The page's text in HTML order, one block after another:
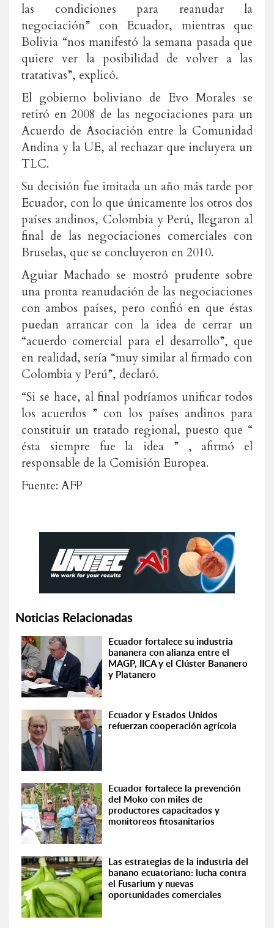
las condiciones para reanudar la
negociación” con Ecuador, mientras que
Bolivia “nos manifestó la semana pasada que
quiere ver la posibilidad de volver a las
tratativas”, explicó.
El gobierno boliviano de Evo Morales se
retiró en 2008 de las negociaciones para un
Acuerdo de Asociación entre la Comunidad
Andina y la UE, al rechazar que incluyera un
TLC.
Su decisión fue imitada un año más tarde por
Ecuador, con lo que únicamente los otros dos
países andinos, Colombia y Perú, llegaron al
final de las negociaciones comerciales con
Bruselas, que se concluyeron en 2010.
Aguiar Machado se mostró prudente sobre
una pronta reanudación de las negociaciones
con ambos países, pero confió en que éstas
puedan arrancar con la idea de cerrar un
“acuerdo comercial para el desarrollo”, que
en realidad, sería “muy similar al firmado con
Colombia y Perú”, declaró.
“Si se hace, al final podríamos unificar todos
los acuerdos ” con los países andinos para
constituir un tratado regional, puesto que “
ésta siempre fue la idea ” , afirmó el
responsable de la Comisión Europea.
Fuente: AFP
Noticias Relacionadas
Ecuador fortalece su industria
bananera con alianza entre el
MAGP, IICA y el Clúster Bananero
y Platanero
Ecuador y Estados Unidos
refuerzan cooperación agrícola
Ecuador fortalece la prevención
del Moko con miles de
productores capacitados y
monitoreos fitosanitarios
Las estrategias de la industria del
banano ecuatoriano: lucha contra
el Fusarium y nuevas
oportunidades comerciales